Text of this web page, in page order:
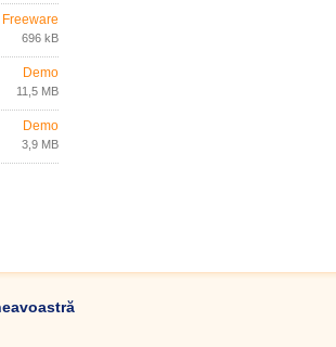
Freeware
696 kB
Demo
11,5 MB
Demo
3,9 MB